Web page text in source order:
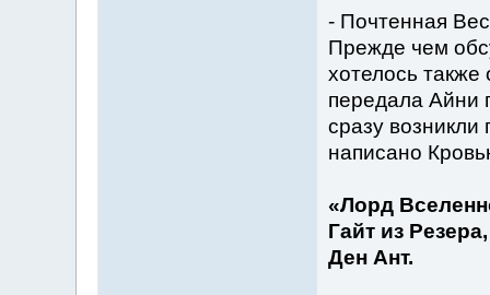
- Почтенная
Прежде чем
хотелось
передала Айни
сразу
написано
«Лорд
Гайт из
Ден Ант.